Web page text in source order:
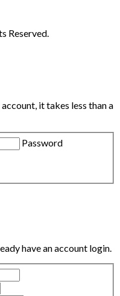
Reserved.
it takes less than a
Password
have an account login.